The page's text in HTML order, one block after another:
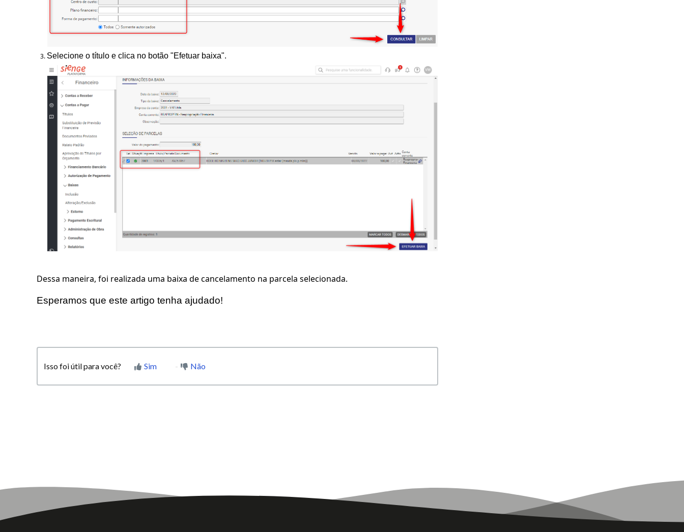
Selecione o título e clica no botão "Efetuar baixa".
Dessa maneira, foi realizada uma baixa de cancelamento na parcela selecionada.
Esperamos que este artigo tenha ajudado!
Isso foi útil para você? Sim Não